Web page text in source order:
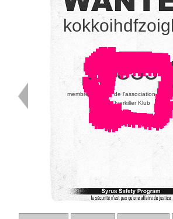
11 335
membre éminent de l’association de
Overkiller Klub